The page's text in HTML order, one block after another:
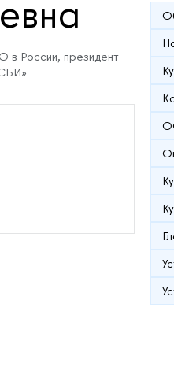
в России, президент